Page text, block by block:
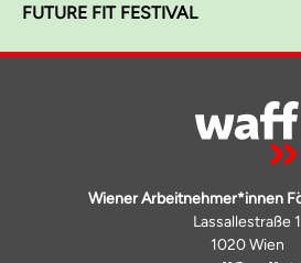
FUTURE FIT FESTIVAL
Wiener Arbeitnehmer*innen
Lassallestraße 1
1020 Wien